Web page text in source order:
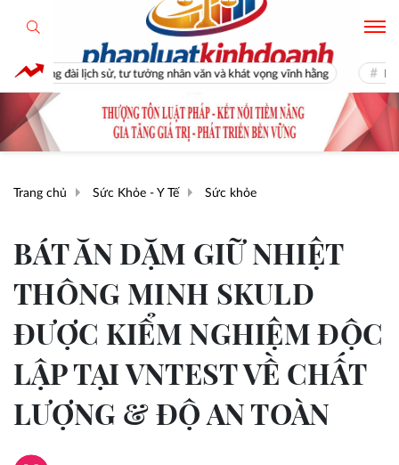
tư tưởng nhân văn và khát vọng vĩnh hằng Ra mắt cuốn sách
Trang chủ Sức Khỏe - Y Tế Sức khỏe
BÁT ĂN DẶM GIỮ NHIỆT
THÔNG MINH SKULD
ĐƯỢC KIỂM NGHIỆM ĐỘC
LẬP TẠI VNTEST VỀ CHẤT
LƯỢNG & ĐỘ AN TOÀN